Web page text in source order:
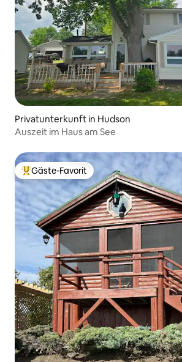
Privatunterkunft in Hudson
Auszeit im Haus am See
Beliebter Gäste-Favorit.
Gäste-Favorit